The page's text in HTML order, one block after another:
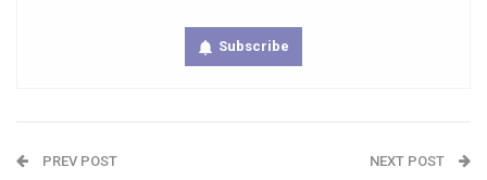
Subscribe
PREV POST NEXT POST